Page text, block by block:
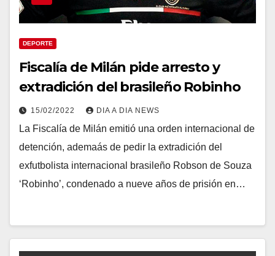
DEPORTE
Fiscalía de Milán pide arresto y
extradición del brasileño Robinho
15/02/2022 DIA A DIA NEWS
La Fiscalía de Milán emitió una orden internacional de
detención, ademaás de pedir la extradición del
exfutbolista internacional brasileño Robson de Souza
‘Robinho’, condenado a nueve años de prisión en…